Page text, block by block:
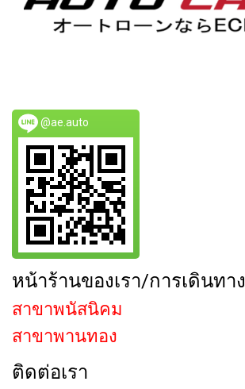
@ae.auto
หน้าร้านของเรา/การเดินทาง
สาขาพนัสนิคม
สาขาพานทอง
ติดต่อเรา